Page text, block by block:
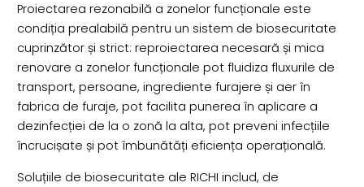
Proiectarea rezonabilă a zonelor funcționale este
condiția prealabilă pentru un sistem de biosecuritate
cuprinzător și strict: reproiectarea necesară și mica
renovare a zonelor funcționale pot fluidiza fluxurile de
transport, persoane, ingrediente furajere și aer în
fabrica de furaje, pot facilita punerea în aplicare a
dezinfecției de la o zonă la alta, pot preveni infecțiile
încrucișate și pot îmbunătăți eficiența operațională.
Soluțiile de biosecuritate ale RICHI includ, de